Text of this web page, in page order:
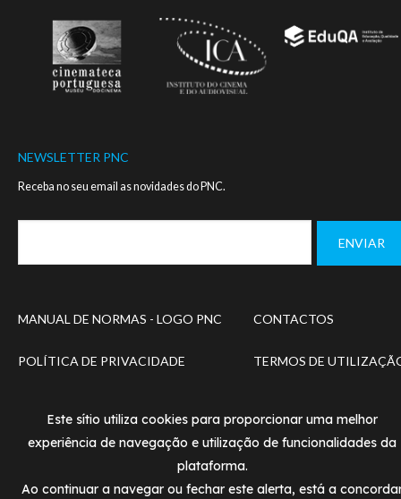
NEWSLETTER PNC
Receba no seu email as novidades do PNC.
Footer
MANUAL DE NORMAS - LOGO PNC CONTACTOS
POLÍTICA DE PRIVACIDADE TERMOS DE
Designed and developed bySIMBIOSE
Este sítio utiliza cookies para proporcionar uma melhor
experiência de navegação e utilização de funcionalidades da
plataforma.
Ao continuar a navegar ou fechar este alerta, está a